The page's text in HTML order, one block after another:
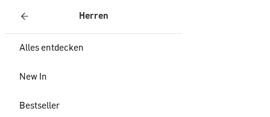
Herren
Alles entdecken
New In
Bestseller